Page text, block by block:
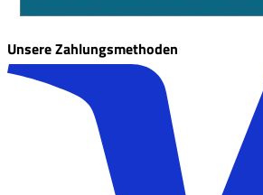
Unsere Zahlungsmethoden